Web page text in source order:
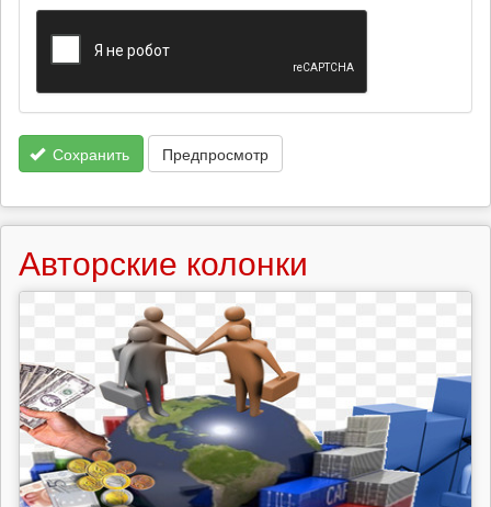
Сохранить Предпросмотр
Авторские колонки